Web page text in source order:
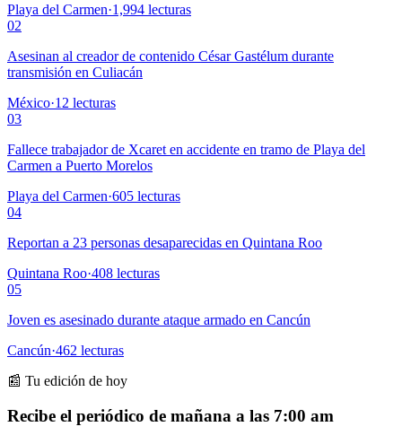
Playa del Carmen·1,994 lecturas
02
Asesinan al creador de contenido César Gastélum durante
transmisión en Culiacán
México·12 lecturas
03
Fallece trabajador de Xcaret en accidente en tramo de Playa del
Carmen a Puerto Morelos
Playa del Carmen·605 lecturas
04
Reportan a 23 personas desaparecidas en Quintana Roo
Quintana Roo·408 lecturas
05
Joven es asesinado durante ataque armado en Cancún
Cancún·462 lecturas
📰 Tu edición de hoy
Recibe el periódico de mañana a las 7:00 am